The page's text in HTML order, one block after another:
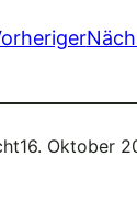
16. Oktober